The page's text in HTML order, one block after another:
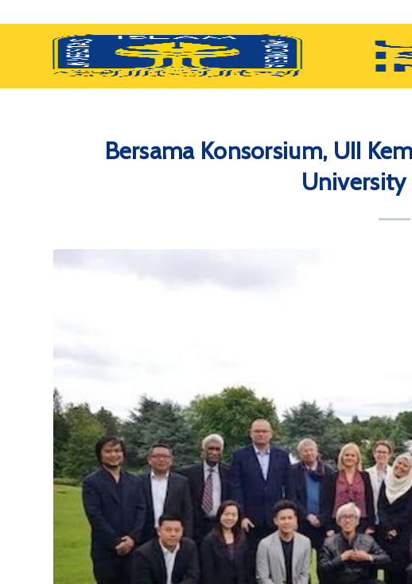
Bersama Konsorsium, UII